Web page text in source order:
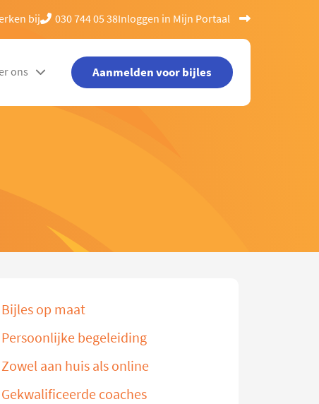
bij 030 744 05 38Inloggen in Mijn Portaal
ons Aanmelden voor bijles
Bijles op maat
Persoonlijke begeleiding
Zowel aan huis als online
Gekwalificeerde coaches